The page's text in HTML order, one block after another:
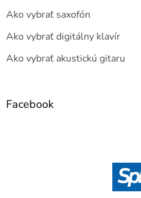
Ako vybrať saxofón
Ako vybrať digitálny klavír
Ako vybrať akustickú gitaru
Facebook